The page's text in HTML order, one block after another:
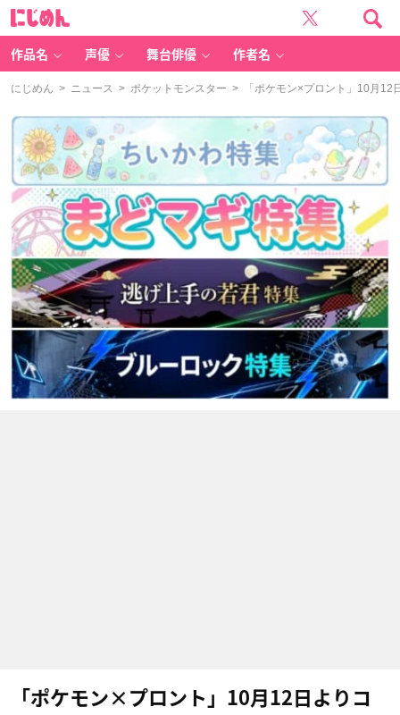
作品名 声優 舞台俳優 作者名
にじめん > ニュース > ポケットモンスター > 「ポケモン×プロント」10月12
「ポケモン×プロント」10月12日よりコ